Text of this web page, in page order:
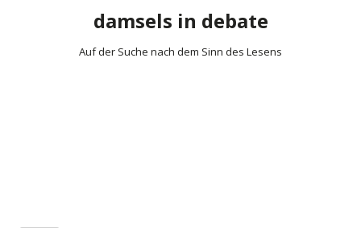
damsels in debate
Auf der Suche nach dem Sinn des Lesens